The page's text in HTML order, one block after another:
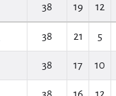
38 19 12
38 21 5
38 17 10